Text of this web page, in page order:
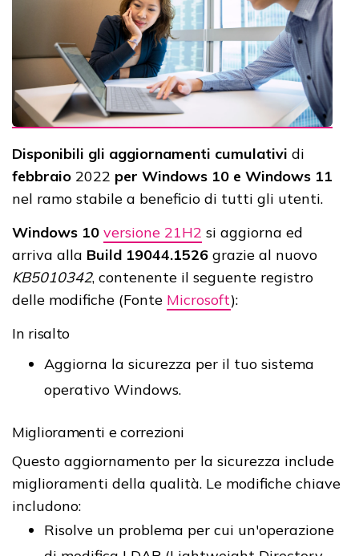
Disponibili gli aggiornamenti cumulativi di
febbraio 2022 per Windows 10 e Windows 11
nel ramo stabile a beneficio di tutti gli utenti.
Windows 10 versione 21H2 si aggiorna ed
arriva alla Build 19044.1526 grazie al nuovo
KB5010342, contenente il seguente registro
delle modifiche (Fonte Microsoft):
In risalto
Aggiorna la sicurezza per il tuo sistema
operativo Windows.
Miglioramenti e correzioni
Questo aggiornamento per la sicurezza include
miglioramenti della qualità. Le modifiche chiave
includono:
Risolve un problema per cui un'operazione